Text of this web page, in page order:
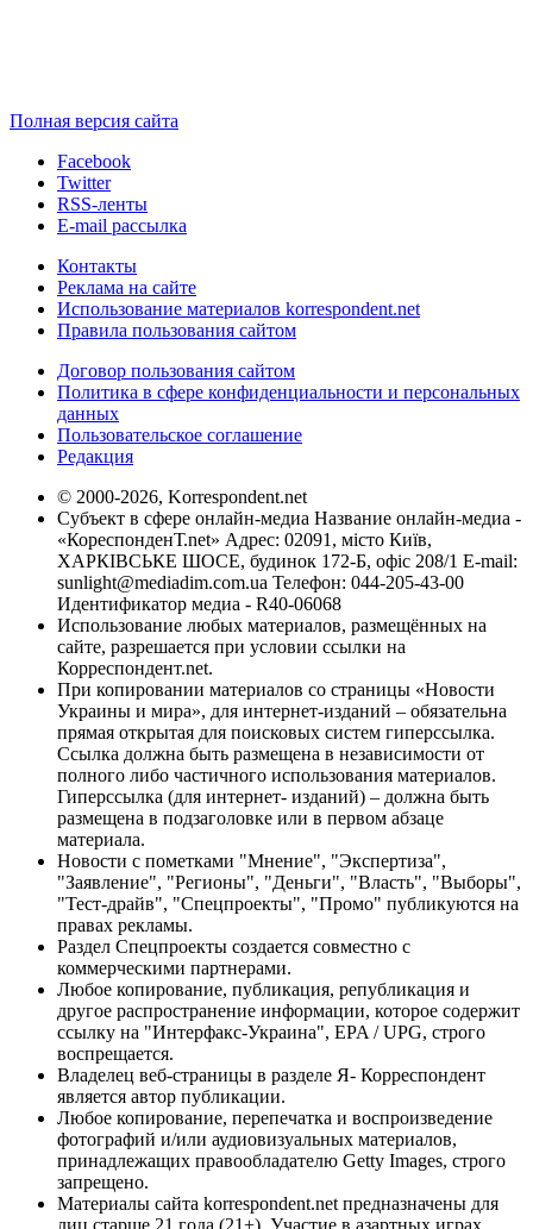
Полная версия сайта
Facebook
Twitter
RSS-ленты
E-mail рассылка
Контакты
Реклама на сайте
Использование материалов korrespondent.net
Правила пользования сайтом
Договор пользования сайтом
Политика в сфере конфиденциальности и персональных
данных
Пользовательское соглашение
Редакция
© 2000-2026, Korrespondent.net
Субъект в сфере онлайн-медиа Название онлайн-медиа -
«КореспонденТ.net» Адрес: 02091, місто Київ,
ХАРКІВСЬКЕ ШОСЕ, будинок 172-Б, офіс 208/1 E-mail:
sunlight@mediadim.com.ua Телефон: 044-205-43-00
Идентификатор медиа - R40-06068
Использование любых материалов, размещённых на
сайте, разрешается при условии ссылки на
Корреспондент.net.
При копировании материалов со страницы «Новости
Украины и мира», для интернет-изданий – обязательна
прямая открытая для поисковых систем гиперссылка.
Ссылка должна быть размещена в независимости от
полного либо частичного использования материалов.
Гиперссылка (для интернет- изданий) – должна быть
размещена в подзаголовке или в первом абзаце
материала.
Новости с пометками "Мнение", "Экспертиза",
"Заявление", "Регионы", "Деньги", "Власть", "Выборы",
"Тест-драйв", "Спецпроекты", "Промо" публикуются на
правах рекламы.
Раздел Спецпроекты создается совместно с
коммерческими партнерами.
Любое копирование, публикация, републикация и
другое распространение информации, которое содержит
ссылку на "Интерфакс-Украина", EPA / UPG, строго
воспрещается.
Владелец веб-страницы в разделе Я- Корреспондент
является автор публикации.
Любое копирование, перепечатка и воспроизведение
фотографий и/или аудиовизуальных материалов,
принадлежащих правообладателю Getty Images, строго
запрещено.
Материалы сайта korrespondent.net предназначены для
лиц старше 21 года (21+). Участие в азартных играх